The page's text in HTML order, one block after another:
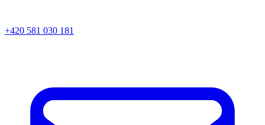
+420 581 030 181